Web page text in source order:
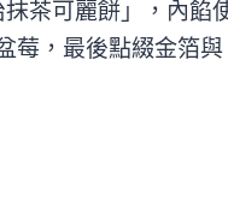
茶可麗餅」，內餡
莓，最後點綴金箔與